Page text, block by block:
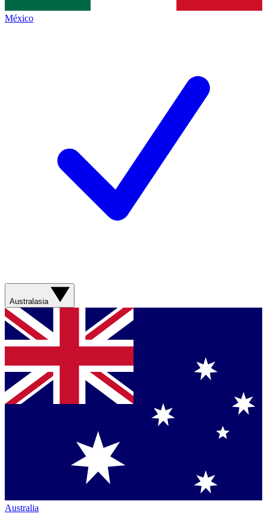
México
Australasia
Australia